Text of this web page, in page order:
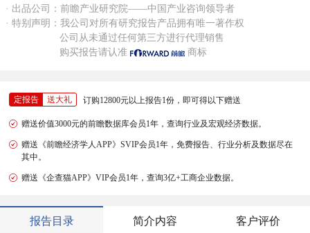
· 出品公司：前瞻产业研究院——中国产业咨询领导者
· 特别声明：我公司对所有研究报告产品拥有唯一著作权
公司从未通过任何第三方进行代理销售
购买报告请认准
商标
定报告 送大礼 订购12800元以上报告1份，即可得以下赠送
赠送价值3000元的前瞻数据库会员1年，查询行业及宏观经济数据。
赠送《前瞻经济学人APP》SVIP会员1年，免费报告、行业分析及数据尽在
其中。
赠送《企查猫APP》VIP会员1年，查询3亿+工商企业数据。
报告目录 简介内容 客户评价